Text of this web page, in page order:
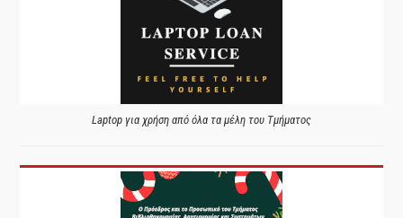
Laptop για χρήση από όλα τα μέλη του Τμήματος